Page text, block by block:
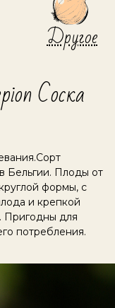
Другое
Соска
Бельгии. Плоды от
формы, с
и крепкой
Пригодны для
потребления.